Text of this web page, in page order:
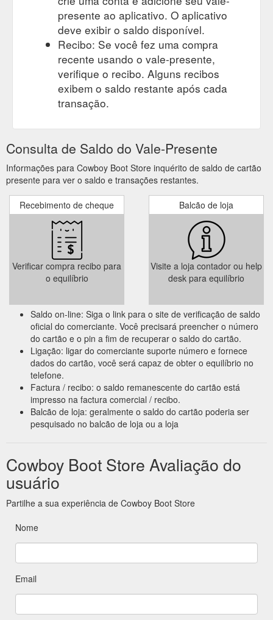
presente ao aplicativo. O aplicativo
deve exibir o saldo disponível.
Recibo: Se você fez uma compra
recente usando o vale-presente,
verifique o recibo. Alguns recibos
exibem o saldo restante após cada
transação.
Consulta de Saldo do Vale-Presente
Informações para Cowboy Boot Store inquérito de saldo de cartão
presente para ver o saldo e transações restantes.
Recebimento de cheque
Verificar compra recibo para
o equilíbrio
Balcão de loja
Visite a loja contador ou help
desk para equilíbrio
Saldo on-line: Siga o link para o site de verificação de saldo
oficial do comerciante. Você precisará preencher o número
do cartão e o pin a fim de recuperar o saldo do cartão.
Ligação: ligar do comerciante suporte número e fornece
dados do cartão, você será capaz de obter o equilíbrio no
telefone.
Factura / recibo: o saldo remanescente do cartão está
impresso na factura comercial / recibo.
Balcão de loja: geralmente o saldo do cartão poderia ser
pesquisado no balcão de loja ou a loja
Cowboy Boot Store Avaliação do
usuário
Partilhe a sua experiência de Cowboy Boot Store
Nome
Email